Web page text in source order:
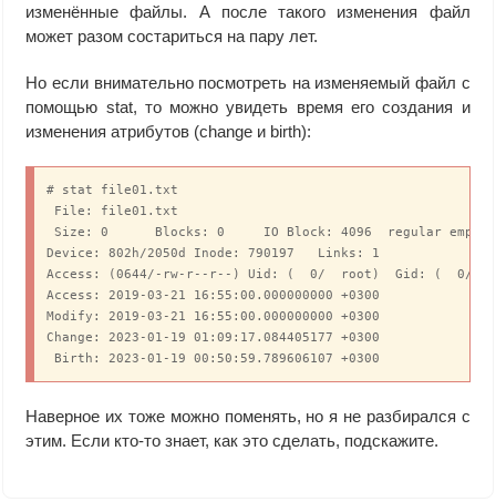
изменённые файлы. А после такого изменения файл
может разом состариться на пару лет.
Но если внимательно посмотреть на изменяемый файл с
помощью stat, то можно увидеть время его создания и
изменения атрибутов (change и birth):
# stat file01.txt
File: file01.txt
Size: 0      Blocks: 0     IO Block: 4096  regular
Device: 802h/2050d Inode: 790197   Links: 1
Access: (0644/-rw-r--r--) Uid: (  0/  root)  Gid: (  0/
Access: 2019-03-21 16:55:00.000000000 +0300
Modify: 2019-03-21 16:55:00.000000000 +0300
Change: 2023-01-19 01:09:17.084405177 +0300
Birth: 2023-01-19 00:50:59.789606107 +0300
Наверное их тоже можно поменять, но я не разбирался с
этим. Если кто-то знает, как это сделать, подскажите.